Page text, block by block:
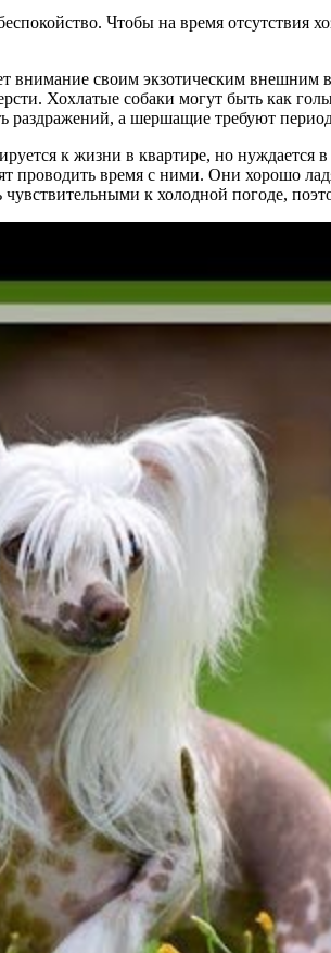
Чтобы на время
внимание своим экзотическим
Хохлатые собаки могут быть как
а шершащие требуют
к жизни в квартире, но
проводить время с ними. Они хорошо
к холодной погоде,